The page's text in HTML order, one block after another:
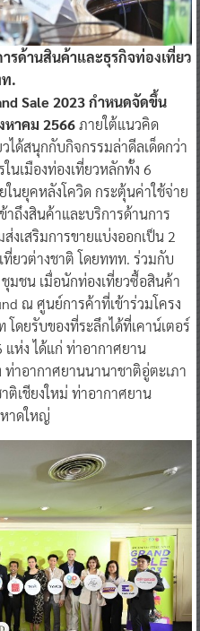
ด้านสินค้าและธุรกิจท่องเที่ยว
.
Sale 2023 กำหนดจัดขึ้น
หาคม 2566ภายใต้แนวคิด
ได้สนุกกับกิจกรรมล่าดีลเด็ดกว่า
นเมืองท่องเที่ยวหลักทั้ง 6
นยุคหลังโควิด กระตุ้นค่าใช้จ่าย
าถึงสินค้าและบริการด้านการ
งเสริมการขายแบ่งออกเป็น 2
ยวต่างชาติ โดยททท. ร่วมกับ
มชน เมื่อนักท่องเที่ยวซื้อสินค้า
ณ ศูนย์การค้าที่เข้าร่วมโครง
ดยรับของที่ระลึกได้ที่เคาน์เตอร์
ห่ง ได้แก่ ท่าอากาศยาน
อากาศยานนานาชาติอู่ตะเภา
เชียงใหม่ ท่าอากาศยาน
ดใหญ่